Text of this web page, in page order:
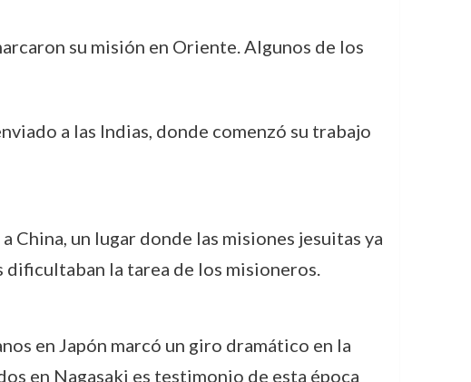
su misión en Oriente. Algunos de los
a las Indias, donde comenzó su trabajo
China, un lugar donde las misiones jesuitas ya
dificultaban la tarea de los misioneros.
en Japón marcó un giro dramático en la
en Nagasaki es testimonio de esta época